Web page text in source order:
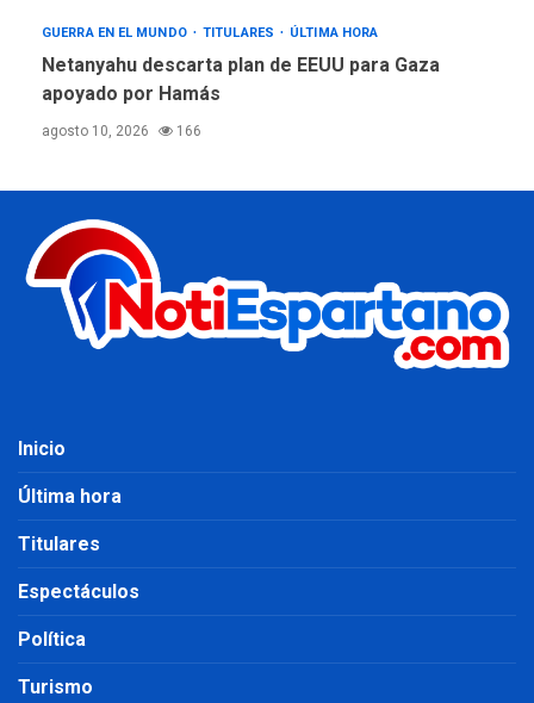
GUERRA EN EL MUNDO TITULARES ÚLTIMA HORA
Netanyahu descarta plan de EEUU para Gaza
apoyado por Hamás
agosto 10, 2026 166
Inicio
Última hora
Titulares
Espectáculos
Política
Turismo